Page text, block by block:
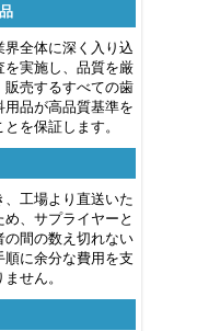
界全体に深く入り込
を実施し、品質を厳
販売するすべての歯
用品が高品質基準を
を保証します。
、工場より直送いた
め、サプライヤーと
の間の数え切れない
順に余分な費用を支
せん。